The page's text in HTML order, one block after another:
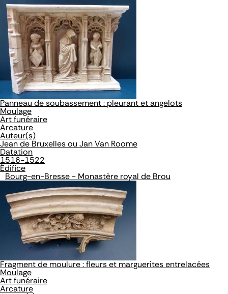
Panneau de soubassement : pleurant et angelots
Moulage
Art funéraire
Arcature
Auteur(s)
Jean de Bruxelles ou Jan Van Roome
Datation
1516-1522
Édifice
Bourg-en-Bresse - Monastère royal de Brou
Fragment de moulure : fleurs et marguerites entrelacées
Moulage
Art funéraire
Arcature